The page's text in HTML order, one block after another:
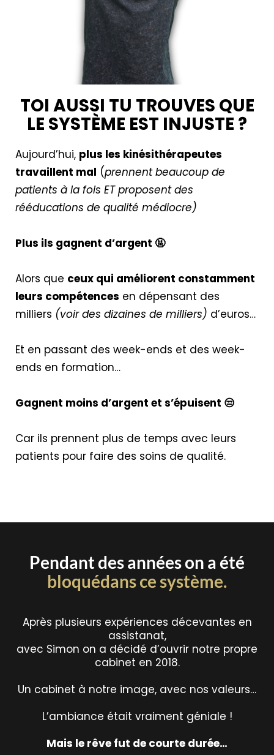
TOI AUSSI TU TROUVES QUE
LE SYSTÈME EST INJUSTE ?
Aujourd’hui, plus les kinésithérapeutes
travaillent mal (prennent beaucoup de
patients à la fois ET proposent des
rééducations de qualité médiocre)
Plus ils gagnent d’argent 🤬
Alors que ceux qui améliorent constamment
leurs compétences en dépensant des
milliers (voir des dizaines de milliers) d’euros…
Et en passant des week-ends et des week-
ends en formation…
Gagnent moins d’argent et s’épuisent 😒
Car ils prennent plus de temps avec leurs
patients pour faire des soins de qualité.
Pendant des années on a été
bloquédans ce système.
Après plusieurs expériences décevantes en
assistanat,
avec Simon on a décidé d’ouvrir notre propre
cabinet en 2018.
Un cabinet à notre image, avec nos valeurs…
L’ambiance était vraiment géniale !
Mais le rêve fut de courte durée…